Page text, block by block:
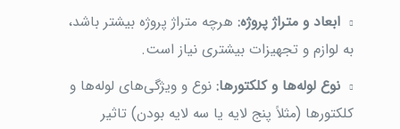
ابعاد و متراژ پروژه:هرچه متراژ پروژه بیشتر باشد،
به لوازم و تجهیزات بیشتری نیاز است.
نوع لوله‌ها و کلکتورها:نوع و ویژگی‌های لوله‌ها و
کلکتورها (مثلاً پنج لایه یا سه لایه بودن) تاثیر